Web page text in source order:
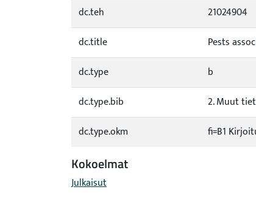
dc.teh
21024904
dc.title
Pests
dc.type
b
dc.type.bib
2. Muut
dc.type.okm
fi=B1
Kokoelmat
Julkaisut